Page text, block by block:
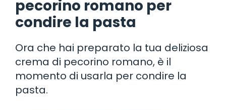
pecorino romano per
condire la pasta
Ora che hai preparato la tua deliziosa
crema di pecorino romano, è il
momento di usarla per condire la
pasta.